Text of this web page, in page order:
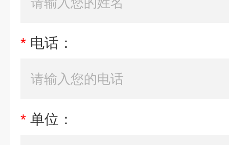
* 电话：
* 单位：